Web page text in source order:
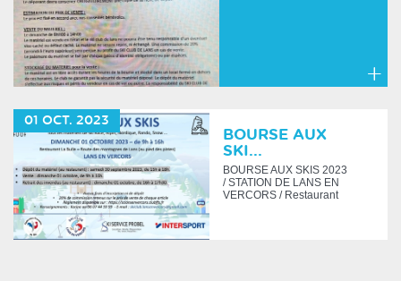
01 OCT. 2023
BOURSE AUX
SKI...
BOURSE AUX SKIS 2023
/ STATION DE LANS EN
VERCORS / Restaurant